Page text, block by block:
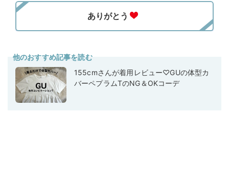
他のおすすめ記事を読む
155cmさんが着用レビュー♡GUの体型カ
バーペプラムTのNG＆OKコーデ